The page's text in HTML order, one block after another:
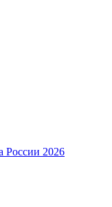
России 2026